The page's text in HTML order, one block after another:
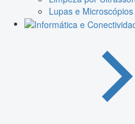
Lupas e Microscópios